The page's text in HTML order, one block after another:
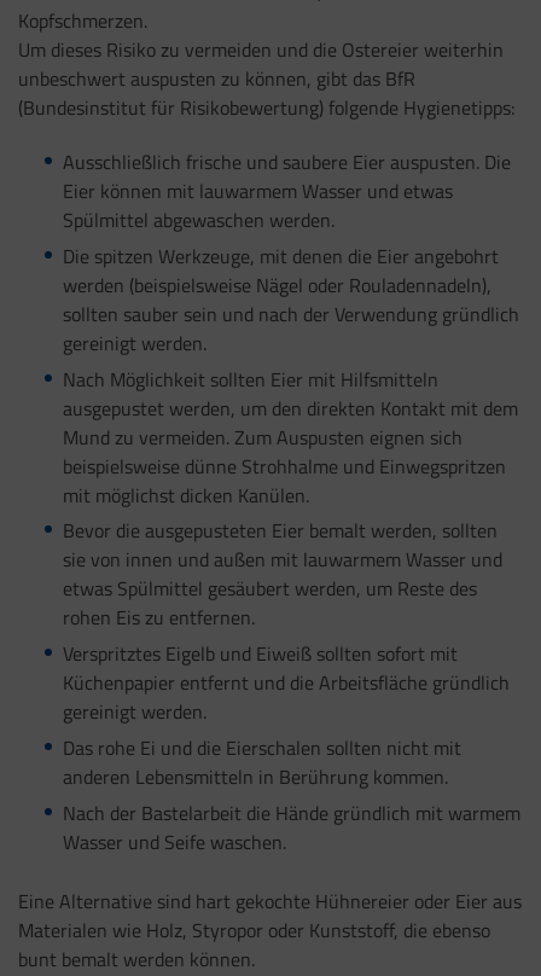
Kopfschmerzen.
Um dieses Risiko zu vermeiden und die Ostereier weiterhin
unbeschwert auspusten zu können, gibt das BfR
(Bundesinstitut für Risikobewertung) folgende Hygienetipps:
Ausschließlich frische und saubere Eier auspusten. Die
Eier können mit lauwarmem Wasser und etwas
Spülmittel abgewaschen werden.
Die spitzen Werkzeuge, mit denen die Eier angebohrt
werden (beispielsweise Nägel oder Rouladennadeln),
sollten sauber sein und nach der Verwendung gründlich
gereinigt werden.
Nach Möglichkeit sollten Eier mit Hilfsmitteln
ausgepustet werden, um den direkten Kontakt mit dem
Mund zu vermeiden. Zum Auspusten eignen sich
beispielsweise dünne Strohhalme und Einwegspritzen
mit möglichst dicken Kanülen.
Bevor die ausgepusteten Eier bemalt werden, sollten
sie von innen und außen mit lauwarmem Wasser und
etwas Spülmittel gesäubert werden, um Reste des
rohen Eis zu entfernen.
Verspritztes Eigelb und Eiweiß sollten sofort mit
Küchenpapier entfernt und die Arbeitsfläche gründlich
gereinigt werden.
Das rohe Ei und die Eierschalen sollten nicht mit
anderen Lebensmitteln in Berührung kommen.
Nach der Bastelarbeit die Hände gründlich mit warmem
Wasser und Seife waschen.
Eine Alternative sind hart gekochte Hühnereier oder Eier aus
Materialen wie Holz, Styropor oder Kunststoff, die ebenso
bunt bemalt werden können.